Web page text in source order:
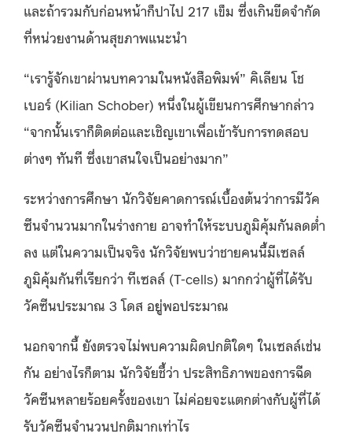
และถ้ารวมกับก่อนหน้าก็ปาไป 217 เข็ม ซึ่งเกินขีดจำกัด
ที่หน่วยงานด้านสุขภาพแนะนํา
“เรารู้จักเขาผ่านบทความในหนังสือพิมพ์” คิเลียน โช
เบอร์ (Kilian Schober) หนึ่งในผู้เขียนการศึกษากล่าว
“จากนั้นเราก็ติดต่อและเชิญเขาเพื่อเข้ารับการทดสอบ
ต่างๆ ทันที ซึ่งเขาสนใจเป็นอย่างมาก”
ระหว่างการศึกษา นักวิจัยคาดการณ์เบื้องต้นว่าการมีวัค
ซีนจํานวนมากในร่างกาย อาจทําให้ระบบภูมิคุ้มกันลดต่ำ
ลง แต่ในความเป็นจริง นักวิจัยพบว่าชายคนนี้มีเซลล์
ภูมิคุ้มกันที่เรียกว่า ทีเซลล์ (T-cells) มากกว่าผู้ที่ได้รับ
วัคซีนประมาณ 3 โดส อยู่พอประมาณ
นอกจากนี้ ยังตรวจไม่พบความผิดปกติใดๆ ในเซลล์เช่น
กัน อย่างไรก็ตาม นักวิจัยชี้ว่า ประสิทธิภาพของการฉีด
วัคซีนหลายร้อยครั้งของเขา ไม่ค่อยจะแตกต่างกับผู้ที่ได้
รับวัคซีนจํานวนปกติมากเท่าไร